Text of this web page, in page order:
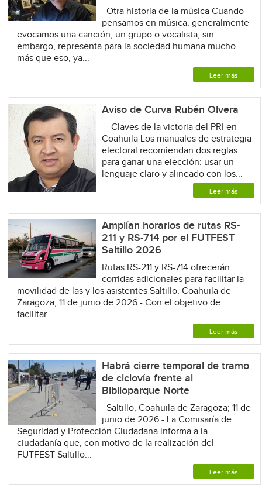
Otra historia de la música Cuando
pensamos en música, generalmente
evocamos una canción, un grupo o vocalista, sin
embargo, representa para la sociedad humana mucho
más que eso, ya...
Leer más
Aviso de Curva Rubén Olvera
Claves de la victoria del PRI en
Coahuila Los manuales de estrategia
electoral recomiendan dos reglas
para ganar una elección: usar un
lenguaje claro y alineado con los...
Leer más
Amplían horarios de rutas RS-
211 y RS-714 por el FUTFEST
Saltillo 2026
Rutas RS-211 y RS-714 ofrecerán
corridas adicionales para facilitar la
movilidad de las y los asistentes Saltillo, Coahuila de
Zaragoza; 11 de junio de 2026.- Con el objetivo de
facilitar...
Leer más
Habrá cierre temporal de tramo
de ciclovía frente al
Biblioparque Norte
Saltillo, Coahuila de Zaragoza; 11 de
junio de 2026.- La Comisaría de
Seguridad y Protección Ciudadana informa a la
ciudadanía que, con motivo de la realización del
FUTFEST Saltillo...
Leer más